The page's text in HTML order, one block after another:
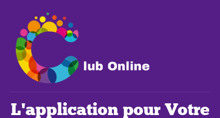
L'application pour Votre